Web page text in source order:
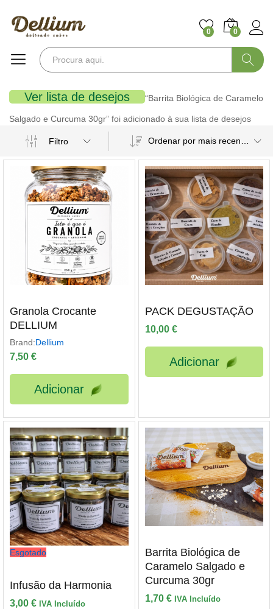
0 0
Ver lista de desejos “Barrita Biológica de Caramelo
Salgado e Curcuma 30gr” foi adicionado à sua lista de desejos
Filtro
Granola Crocante
DELLIUM
Brand:Dellium
7,50 €
Adicionar
PACK DEGUSTAÇÃO
10,00 €
Adicionar
Esgotado
Infusão da Harmonia
3,00 € IVA Incluído
Barrita Biológica de
Caramelo Salgado e
Curcuma 30gr
1,70 € IVA Incluído